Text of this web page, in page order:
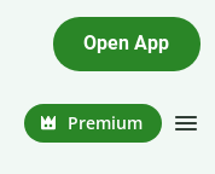
Open App
Premium